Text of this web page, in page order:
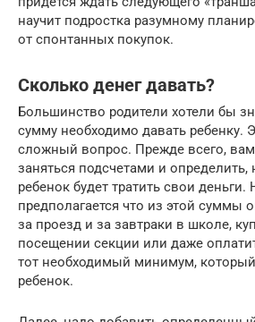
научит подростка разумному
от спонтанных покупок.
Сколько денег давать?
Большинство родители хотели бы
сумму необходимо давать ребенку.
сложный вопрос. Прежде всего,
заняться подсчетами и определить,
ребенок будет тратить свои
предполагается что из этой суммы
за проезд и за завтраки в школе,
посещении секции или даже
тот необходимый минимум,
ребенок.